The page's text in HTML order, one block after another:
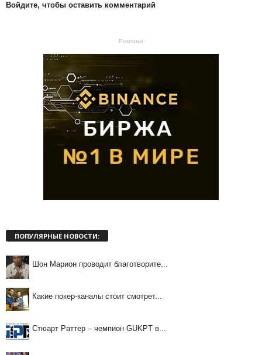
Войдите, чтобы оставить комментарий
Реклама
ПОПУЛЯРНЫЕ НОВОСТИ:
Шон Марион проводит благотворите...
Какие покер-каналы стоит смотрет...
Стюарт Раттер – чемпион GUKPT в...